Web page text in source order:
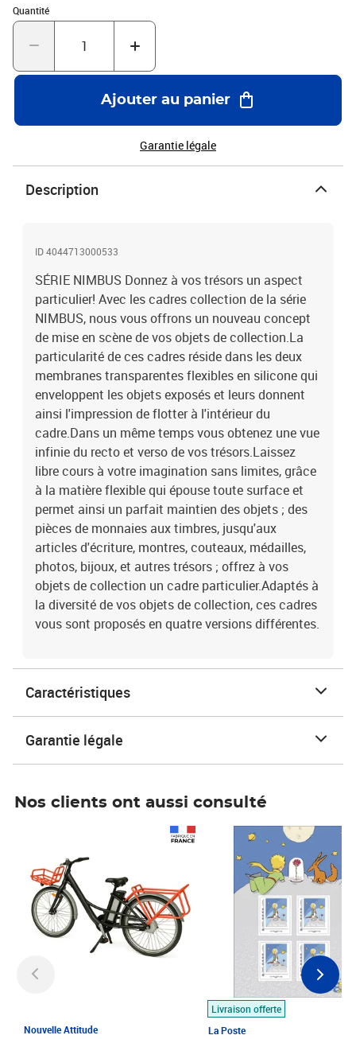
pièces de monnaies aux timbres, jusqu'aux articles d'écriture,
montres, couteaux, médailles, photos, bijoux, et autres trésors ;
offrez à vos objets de collection un cadre particulier.Adaptés à la
proposés en quatre versions différentes.
Quantité
Quantité : 1
Ajouter au panier
Garantie légale
Description
ID 4044713000533
SÉRIE NIMBUS Donnez à vos trésors un aspect
particulier! Avec les cadres collection de la série
NIMBUS, nous vous offrons un nouveau concept
de mise en scène de vos objets de collection.La
particularité de ces cadres réside dans les deux
membranes transparentes flexibles en silicone qui
enveloppent les objets exposés et leurs donnent
ainsi l'impression de flotter à l'intérieur du
cadre.Dans un même temps vous obtenez une vue
infinie du recto et verso de vos trésors.Laissez
libre cours à votre imagination sans limites, grâce
à la matière flexible qui épouse toute surface et
permet ainsi un parfait maintien des objets ; des
pièces de monnaies aux timbres, jusqu'aux
articles d'écriture, montres, couteaux, médailles,
photos, bijoux, et autres trésors ; offrez à vos
objets de collection un cadre particulier.Adaptés à
la diversité de vos objets de collection, ces cadres
vous sont proposés en quatre versions différentes.
Caractéristiques
Garantie légale
Nos clients ont aussi consulté
Nouvelle Attitude
Livraison offerte
La Poste
Prix 7,50€